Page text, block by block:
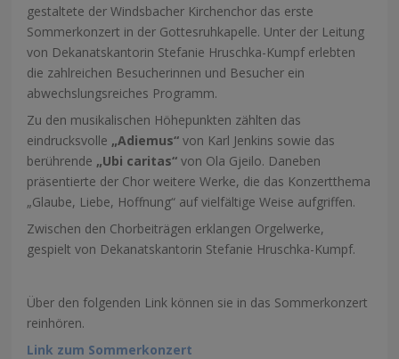
gestaltete der Windsbacher Kirchenchor das erste
Sommerkonzert in der Gottesruhkapelle. Unter der Leitung
von Dekanatskantorin Stefanie Hruschka-Kumpf erlebten
die zahlreichen Besucherinnen und Besucher ein
abwechslungsreiches Programm.
Zu den musikalischen Höhepunkten zählten das
eindrucksvolle „Adiemus“ von Karl Jenkins sowie das
berührende „Ubi caritas“ von Ola Gjeilo. Daneben
präsentierte der Chor weitere Werke, die das Konzertthema
„Glaube, Liebe, Hoffnung“ auf vielfältige Weise aufgriffen.
Zwischen den Chorbeiträgen erklangen Orgelwerke,
gespielt von Dekanatskantorin Stefanie Hruschka-Kumpf.
Über den folgenden Link können sie in das Sommerkonzert
reinhören.
Link zum Sommerkonzert